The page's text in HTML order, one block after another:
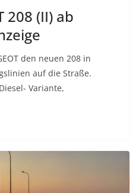
208 (II) ab
den neuen 208 in
auf die Straße.
Variante,